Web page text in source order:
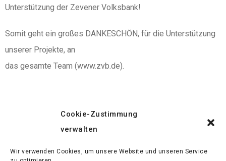
Cookie-Zustimmung
verwalten
Wir verwenden Cookies, um unsere Website und unseren Service
Unterstützung der Zevener Volksbank!
Somit geht ein großes DANKESCHÖN, für die Unterstützung
unserer Projekte, an
das gesamte Team (www.zvb.de).
Vorheriger Beitrag
Ahlerstedt